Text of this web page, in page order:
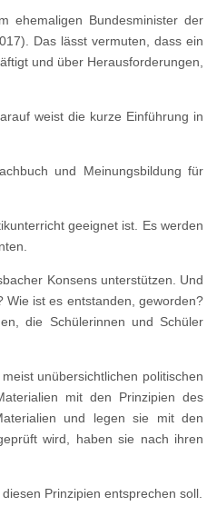
ehemaligen Bundesminister der
Das lässt vermuten, dass ein
und über Herausforderungen,
weist die kurze Einführung in
und Meinungsbildung für
geeignet ist. Es werden
Konsens unterstützen. Und
Wie ist es entstanden, geworden?
die Schülerinnen und Schüler
unübersichtlichen politischen
mit den Prinzipien des
und legen sie mit den
wird, haben sie nach ihren
Prinzipien entsprechen soll.